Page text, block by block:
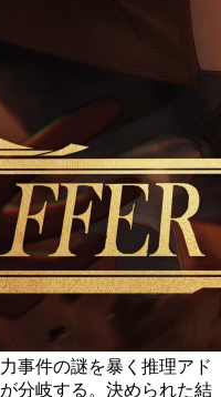
事件の謎を暴く推理アド
分岐する。決められた結